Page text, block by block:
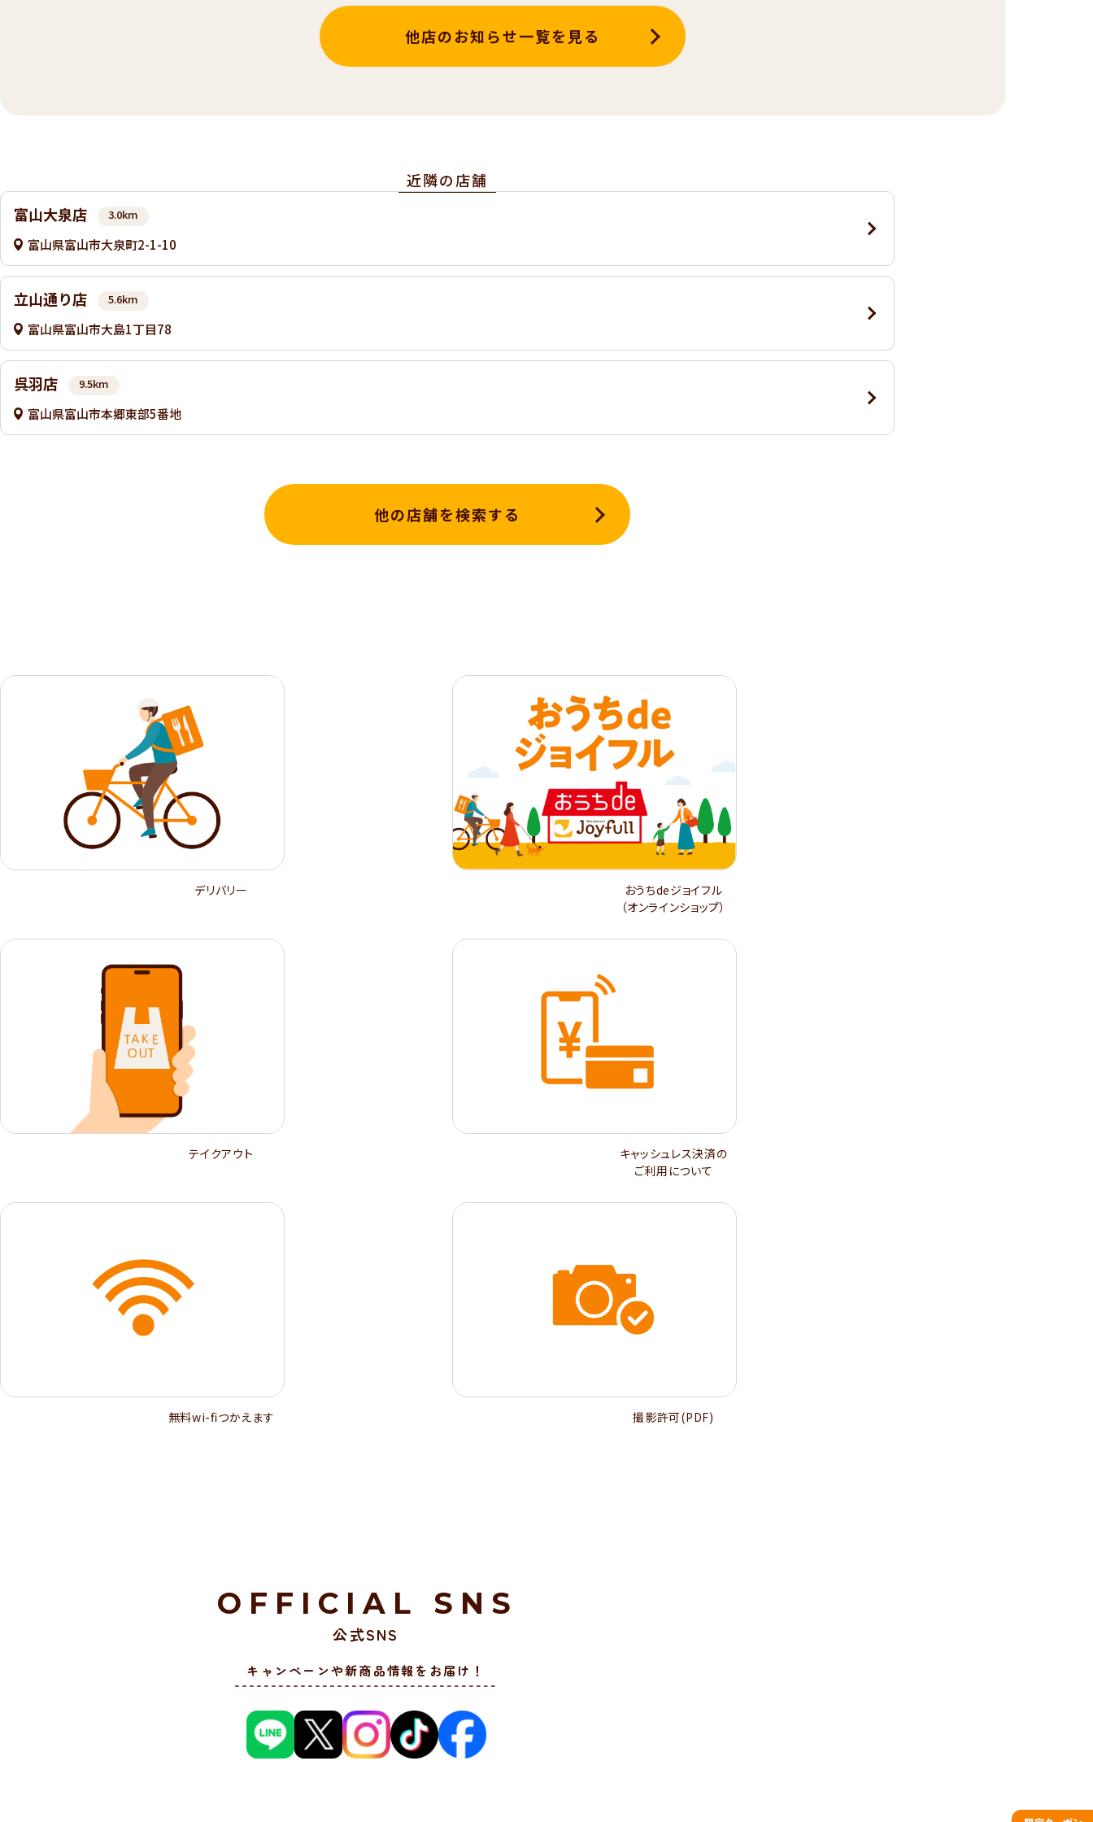
他店のお知らせ一覧を見る
近隣の店舗
富山大泉店
3.0km
富山県富山市大泉町2-1-10
立山通り店 5.6km
富山県富山市大島1丁目78
呉羽店 9.5km
富山県富山市本郷東部5番地
他の店舗を検索する
デリバリー
おうちdeジョイフル
（オンラインショップ）
テイクアウト
キャッシュレス決済の
ご利用について
無料wi-ﬁつかえます 撮影許可(PDF)
OFFICIAL SNS
公式SNS
キャンペーンや新商品情報をお届け！